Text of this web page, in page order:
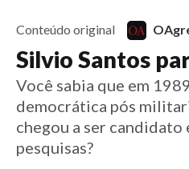
Conteúdo original
Silvio Santos
Você sabia que em
democrática pós
chegou a ser candidato
pesquisas?